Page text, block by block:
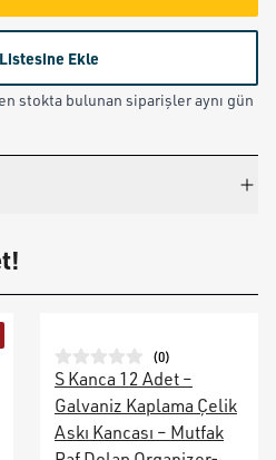
Ekle
stokta bulunan siparişler aynı gün
(0)
S Kanca 12 Adet –
Galvaniz Kaplama Çelik
Askı Kancası – Mutfak